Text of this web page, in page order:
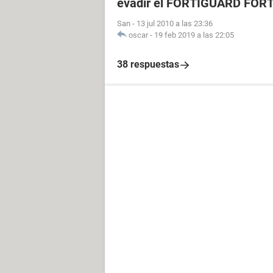
evadir el FORTIGUARD
San - 13 jul 2010 a las 23:36
oscar - 19 feb 2019 a las 22:05
38 respuestas